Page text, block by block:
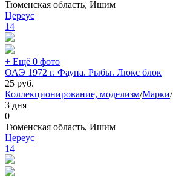
Тюменская область, Ишим
Цереус
14
+ Ещё 0 фото
ОАЭ 1972 г. Фауна. Рыбы. Люкс блок
25 руб.
Коллекционирование, моделизм/Марки/
3 дня
0
Тюменская область, Ишим
Цереус
14